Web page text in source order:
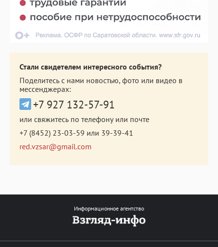
Стали свидетелем интересного события?
Поделитесь с нами новостью, фото или видео в
мессенджерах:
+7 927 132-57-91
или свяжитесь по телефону или почте
+7 (8452) 23-03-59 или 39-39-41
red.vzsar@gmail.com
Информационное агентство